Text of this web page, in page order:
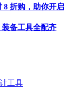
8 折购，助你开启
装备工具全配齐